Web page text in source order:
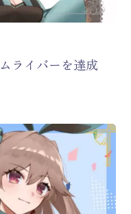
ライバーを達成